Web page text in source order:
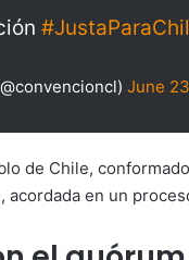
June
de Chile,
en un